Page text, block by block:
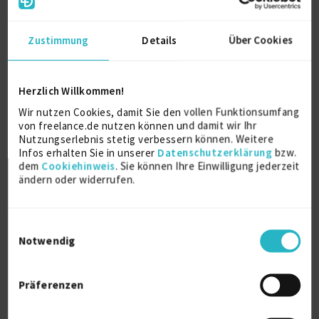
Zustimmung Details Über Cookies
Herzlich Willkommen!
Wir nutzen Cookies, damit Sie den vollen Funktionsumfang
von freelance.de nutzen können und damit wir Ihr
Nutzungserlebnis stetig verbessern können. Weitere
Infos erhalten Sie in unserer Datenschutzerklärung bzw.
dem Cookiehinweis. Sie können Ihre Einwilligung jederzeit
ändern oder widerrufen.
Notwendig
Präferenzen
TA Bildungszentrum GmbH
2020
Cranfield University
M. Sc. Strategic Marketing
2014
Cranfield
Straßburg
Novancia Business School Paris
Triple B.A. International Business Management